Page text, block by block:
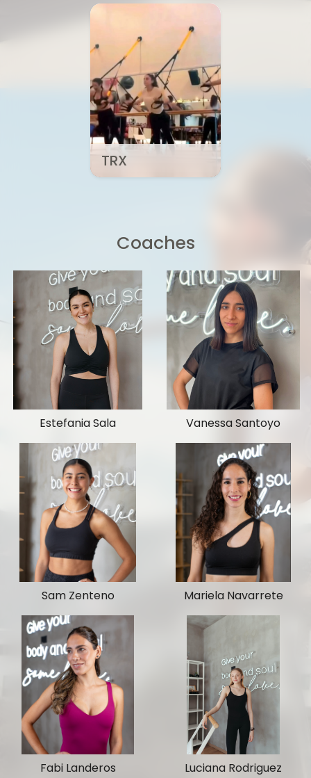
TRX
Coaches
Estefania Sala Vanessa Santoyo
Sam Zenteno Mariela Navarrete
Fabi Landeros Luciana Rodriguez